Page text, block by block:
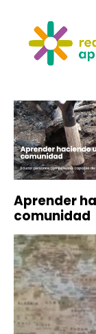
Aprender
comunidad